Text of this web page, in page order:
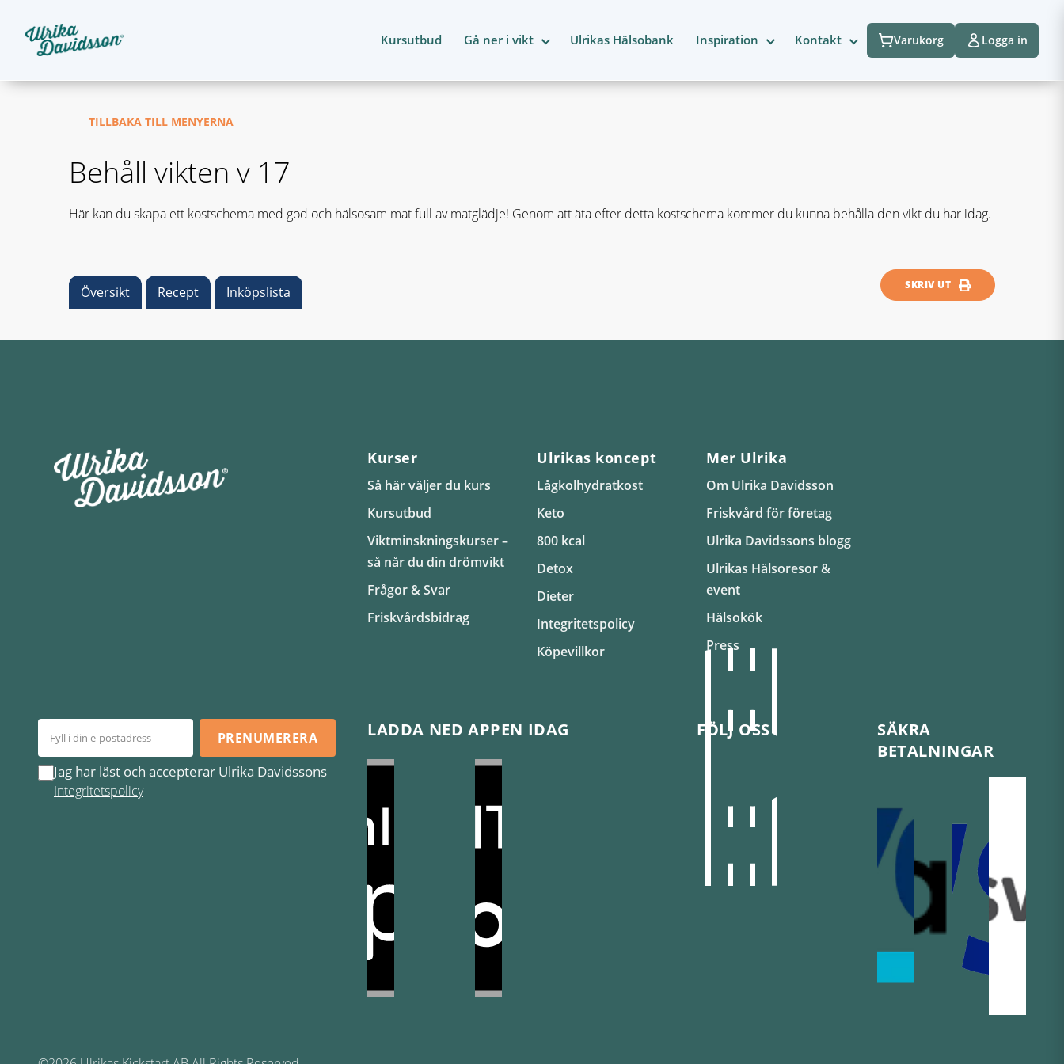
Kursutbud Gå ner i vikt Ulrikas Hälsobank Inspiration Kontakt Varukorg Logga in
TILLBAKA TILL MENYERNA
Behåll vikten v 17
Här kan du skapa ett kostschema med god och hälsosam mat full av matglädje! Genom att äta efter detta kostschema kommer du kunna behålla den vikt du har idag.
Översikt Recept Inköpslista SKRIV UT
Kurser
Så här väljer du kurs
Kursutbud
Viktminskningskurser –
så når du din drömvikt
Frågor & Svar
Friskvårdsbidrag
Ulrikas koncept
Lågkolhydratkost
Keto
800 kcal
Detox
Dieter
Integritetspolicy
Köpevillkor
Mer Ulrika
Om Ulrika Davidsson
Friskvård för företag
Ulrika Davidssons blogg
Ulrikas Hälsoresor &
event
Hälsokök
Press
PRENUMERERA
Jag har läst och accepterar Ulrika Davidssons
Integritetspolicy
LADDA NED APPEN IDAG FÖLJ OSS
SÄKRA
BETALNINGAR